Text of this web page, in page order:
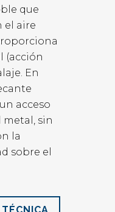
que
el aire
(acción
En
acceso
metal, sin
la
sobre el